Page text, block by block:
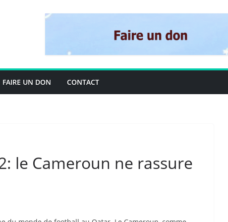
FAIRE UN DON CONTACT
le Cameroun ne rassure